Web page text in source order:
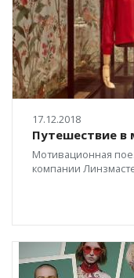
17.12.2018
Путешествие в
Мотивационная
компании